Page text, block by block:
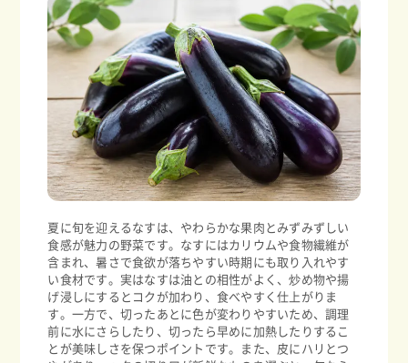
夏に旬を迎えるなすは、やわらかな果肉とみずみずしい
食感が魅力の野菜です。なすにはカリウムや食物繊維が
含まれ、暑さで食欲が落ちやすい時期にも取り入れやす
い食材です。実はなすは油との相性がよく、炒め物や揚
げ浸しにするとコクが加わり、食べやすく仕上がりま
す。一方で、切ったあとに色が変わりやすいため、調理
前に水にさらしたり、切ったら早めに加熱したりするこ
とが美味しさを保つポイントです。また、皮にハリとつ